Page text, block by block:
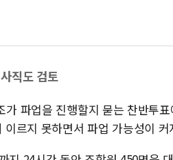
뉴욕증시 프리뷰, 美
[종합] 美 7월 고용 2
[사진] 이슬람 수니파 3
트럼프 "금리 내려야"…
특정 정치인 측근 포항
李 "해남 태양광, 대한
직도 검토
파업을 진행할지 묻는 찬반투
르지 못하면서 파업 가능성이 커